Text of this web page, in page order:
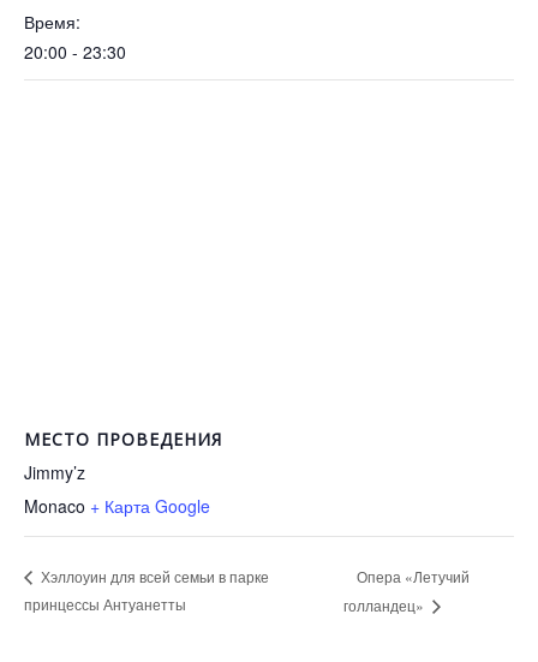
Время:
20:00 - 23:30
МЕСТО ПРОВЕДЕНИЯ
Jimmy’z
Monaco + Карта Google
Хэллоуин для всей семьи в парке
принцессы Антуанетты
Опера «Летучий
голландец»